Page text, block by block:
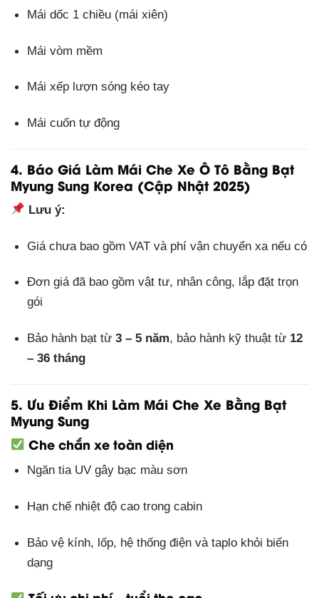
Mái dốc 1 chiều (mái xiên)
Mái vòm mềm
Mái xếp lượn sóng kéo tay
Mái cuốn tự động
4. Báo Giá Làm Mái Che Xe Ô Tô Bằng Bạt
Myung Sung Korea (Cập Nhật 2025)
Lưu ý:
Giá chưa bao gồm VAT và phí vận chuyển xa nếu có
Đơn giá đã bao gồm vật tư, nhân công, lắp đặt trọn
gói
Bảo hành bạt từ 3 – 5 năm, bảo hành kỹ thuật từ 12
– 36 tháng
5. Ưu Điểm Khi Làm Mái Che Xe Bằng Bạt
Myung Sung
Che chắn xe toàn diện
Ngăn tia UV gây bạc màu sơn
Hạn chế nhiệt độ cao trong cabin
Bảo vệ kính, lốp, hệ thống điện và taplo khỏi biến
dạng